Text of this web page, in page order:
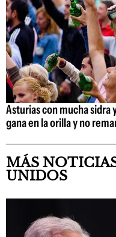
Asturias con mucha sidra
gana en la orilla y no
MÁS
UNIDOS